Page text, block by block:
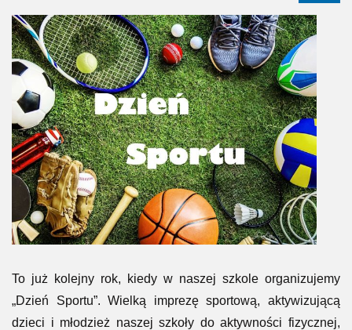
To już kolejny rok, kiedy w naszej szkole organizujemy
„Dzień Sportu”. Wielką imprezę sportową, aktywizującą
dzieci i młodzież naszej szkoły do aktywności fizycznej,